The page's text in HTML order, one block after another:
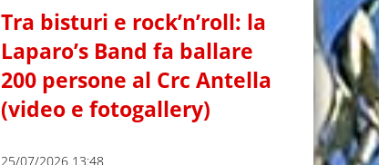
Tra bisturi e rock’n’roll: la
Laparo’s Band fa ballare
200 persone al Crc Antella
(video e fotogallery)
25/07/2026 13:48